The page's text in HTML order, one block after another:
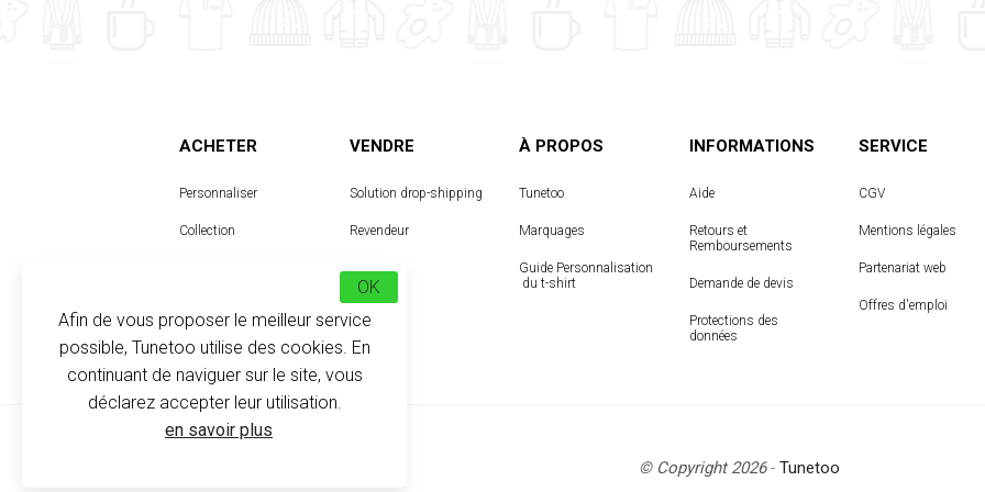
ACHETER
Personnaliser
Collection
VENDRE
Solution drop-shipping
Revendeur
À PROPOS
Tunetoo
Marquages
Guide Personnalisation
du t-shirt
INFORMATIONS
Aide
Retours et
Remboursements
Demande de devis
Protections des
données
SERVICE
CGV
Mentions légales
Partenariat web
Offres d'emploi
© Copyright 2026- Tunetoo
Afin de vous proposer le meilleur service
possible, Tunetoo utilise des cookies. En
continuant de naviguer sur le site, vous
déclarez accepter leur utilisation.
en savoir plus
OK